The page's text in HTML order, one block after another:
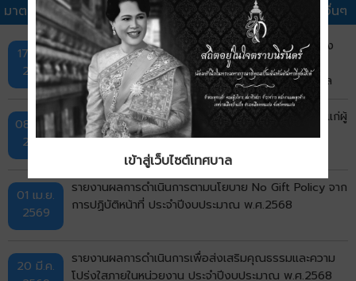
มาตรการส่งเสริมคุณธรรมและความโปร่งใสภายในหน่วยงานอื่นๆ
17 เม.ย.
2569
คำสั่งเทศบาลเมืองบ้านเป็ด ที่ 236/2569 เรื่อง แต่งตั้ง
คณะกรรมการรวบรวมเอกสารเพื่อประกอบการประเมิน
คุณธรรมและความโปร่งใสในการดำเนินงานของเทศบาล
เมืองบ้านเป็ด (ITA) ประจำปีงบประมาณ พ.ศ.2569
08 เม.ย.
2569
การมอบนโยบายและการเสริมสร้างความรู้ความเข้าใจให้แก่ผู้
บริหารและเจ้าหน้าที่ ปีงบประมาณ พ.ศ. 2569
01 เม.ย.
2569
รายงานผลการดำเนินการตามนโยบาย No Gift Policy จาก
การปฏิบัติหน้าที่ ประจำปีงบประมาณ พ.ศ.2568
20 มี.ค.
รายงานผลการดำเนินการเพื่อส่งเสริมคุณธรรมและความ
โปร่งใสภายในหน่วยงาน ประจำปีงบประมาณ พ.ศ.2568
เข้าสู่เว็บไซต์เทศบาล